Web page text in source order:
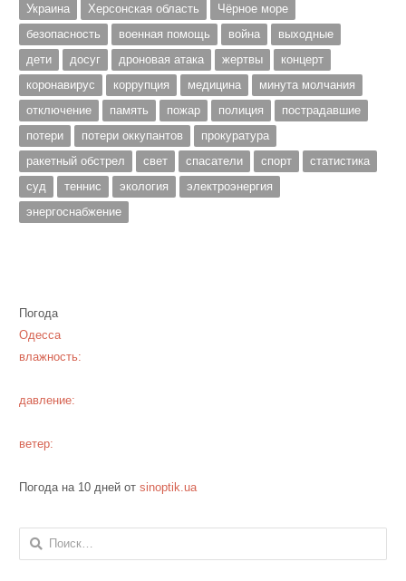
Украина
Херсонская область
Чёрное море
безопасность
военная помощь война
выходные
дети
досуг дроновая атака жертвы
концерт
коронавирус
коррупция медицина
минута молчания
отключение
память пожар полиция
пострадавшие
потери
потери оккупантов
прокуратура
ракетный обстрел
свет спасатели спорт
статистика
суд
теннис экология
электроэнергия
энергоснабжение
Погода
Одесса
влажность:
давление:
ветер:
Погода на 10 дней от sinoptik.ua
Найти: